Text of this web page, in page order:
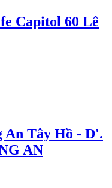
Capitol 60 Lê
An Tây Hồ - D'.
AN